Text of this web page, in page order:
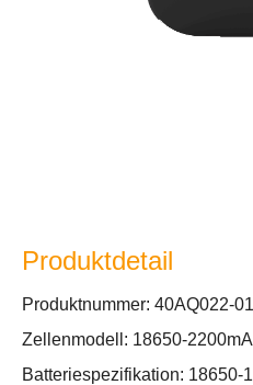
Produktdetail
Produktnummer: 40AQ022-01
Zellenmodell: 18650-
Batteriespezifikation: 18650-